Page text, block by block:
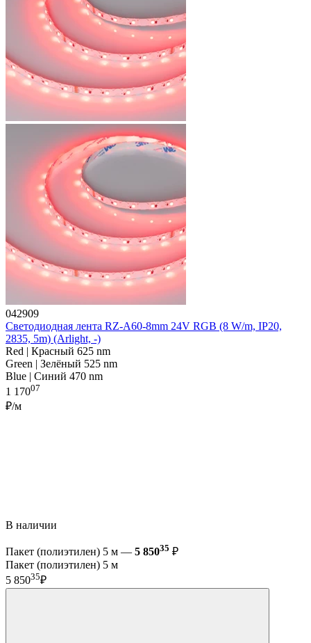
042909
Светодиодная лента RZ-A60-8mm 24V RGB (8 W/m, IP20,
2835, 5m) (Arlight, -)
Red | Красный 625 nm
Green | Зелёный 525 nm
Blue | Синий 470 nm
1 17007
₽/м
В наличии
Пакет (полиэтилен) 5 м — 5 85035 ₽
Пакет (полиэтилен) 5 м
5 85035₽